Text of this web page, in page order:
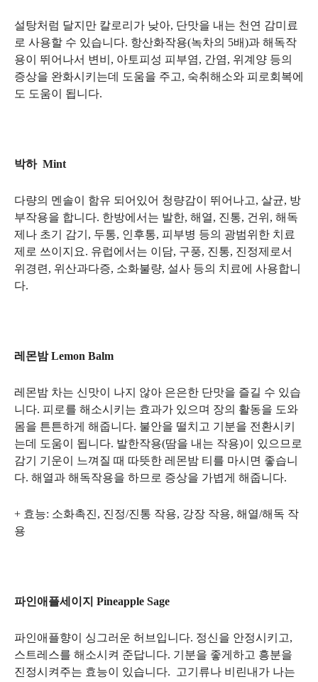
설탕처럼 달지만 칼로리가 낮아, 단맛을 내는 천연 감미료
로 사용할 수 있습니다. 항산화작용(녹차의 5배)과 해독작
용이 뛰어나서 변비, 아토피성 피부염, 간염, 위계양 등의
증상을 완화시키는데 도움을 주고, 숙취해소와 피로회복에
도 도움이 됩니다.
박하 Mint
다량의 멘솔이 함유 되어있어 청량감이 뛰어나고, 살균, 방
부작용을 합니다. 한방에서는 발한, 해열, 진통, 건위, 해독
제나 초기 감기, 두통, 인후통, 피부병 등의 광범위한 치료
제로 쓰이지요. 유럽에서는 이담, 구풍, 진통, 진정제로서
위경련, 위산과다증, 소화불량, 설사 등의 치료에 사용합니
다.
레몬밤 Lemon Balm
레몬밤 차는 신맛이 나지 않아 은은한 단맛을 즐길 수 있습
니다. 피로를 해소시키는 효과가 있으며 장의 활동을 도와
몸을 튼튼하게 해줍니다. 불안을 떨치고 기분을 전환시키
는데 도움이 됩니다. 발한작용(땀을 내는 작용)이 있으므로
감기 기운이 느껴질 때 따뜻한 레몬밤 티를 마시면 좋습니
다. 해열과 해독작용을 하므로 증상을 가볍게 해줍니다.
+ 효능: 소화촉진, 진정/진통 작용, 강장 작용, 해열/해독 작
용
파인애플세이지 Pineapple Sage
파인애플향이 싱그러운 허브입니다. 정신을 안정시키고,
스트레스를 해소시켜 준답니다. 기분을 좋게하고 흥분을
진정시켜주는 효능이 있습니다. 고기류나 비린내가 나는